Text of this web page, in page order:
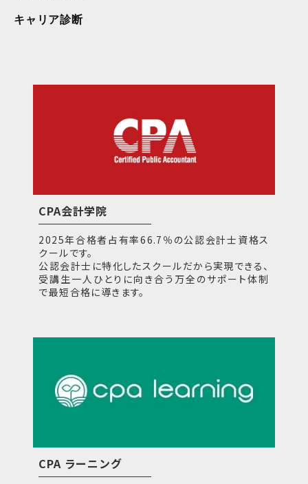
キャリア診断
CPA会計学院
2025年合格者占有率66.7％の公認会計士資格ス
クールです。
公認会計士に特化したスクールだから実現できる、
受講生一人ひとりに向き合う万全のサポート体制
で最短合格に導きます。
CPA ラーニング